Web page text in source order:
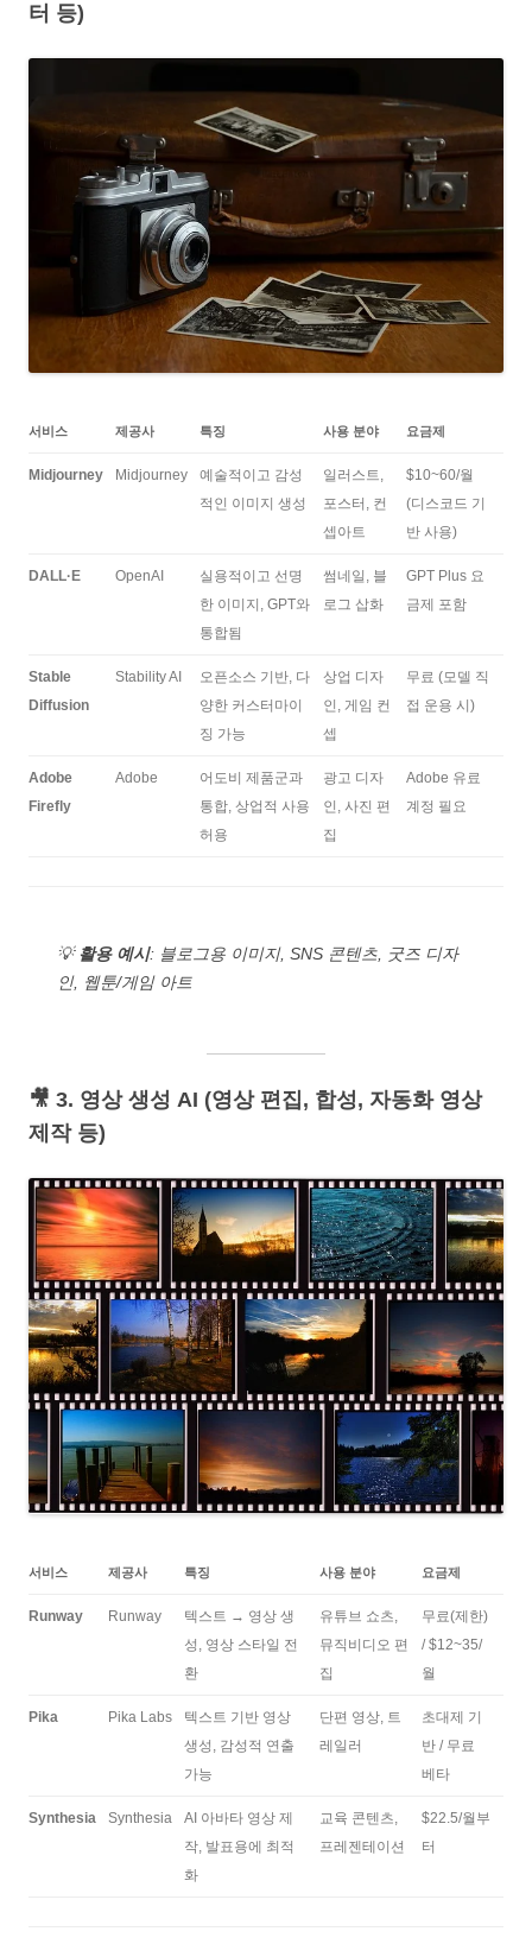
터 등)
서비스 제공사 특징 사용 분야 요금제
Midjourney Midjourney
예술적이고 감성
적인 이미지 생성
일러스트,
포스터, 컨
셉아트
$10~60/월
(디스코드 기
반 사용)
DALL·E OpenAI
실용적이고 선명
한 이미지, GPT와
통합됨
썸네일, 블
로그 삽화
GPT Plus 요
금제 포함
Stable
Diffusion
Stability AI
오픈소스 기반, 다
양한 커스터마이
징 가능
상업 디자
인, 게임 컨
셉
무료 (모델 직
접 운용 시)
Adobe
Firefly
Adobe
어도비 제품군과
통합, 상업적 사용
허용
광고 디자
인, 사진 편
집
Adobe 유료
계정 필요
💡 활용 예시: 블로그용 이미지, SNS 콘텐츠, 굿즈 디자
인, 웹툰/게임 아트
🎥 3. 영상 생성 AI (영상 편집, 합성, 자동화 영상
제작 등)
서비스 제공사 특징 사용 분야 요금제
Runway Runway
텍스트 → 영상 생
성, 영상 스타일 전
환
유튜브 쇼츠,
뮤직비디오 편
집
무료(제한)
/ $12~35/
월
Pika Pika Labs
텍스트 기반 영상
생성, 감성적 연출
가능
단편 영상, 트
레일러
초대제 기
반 / 무료
베타
Synthesia Synthesia
AI 아바타 영상 제
작, 발표용에 최적
화
교육 콘텐츠,
프레젠테이션
$22.5/월부
터